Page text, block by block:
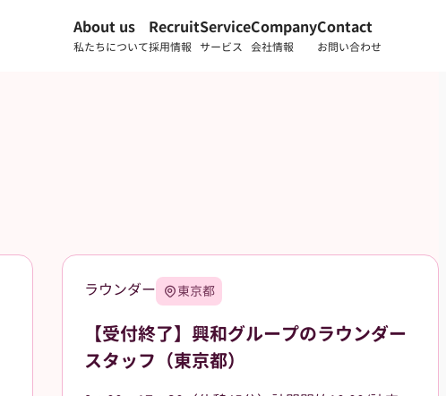
About us
私たちについて
Recruit
採用情報
Service
サービス
Company
会社情報
Contact
お問い合わせ
ラウンダー 東京都
【受付終了】興和グループのラウンダー
スタッフ（東京都）